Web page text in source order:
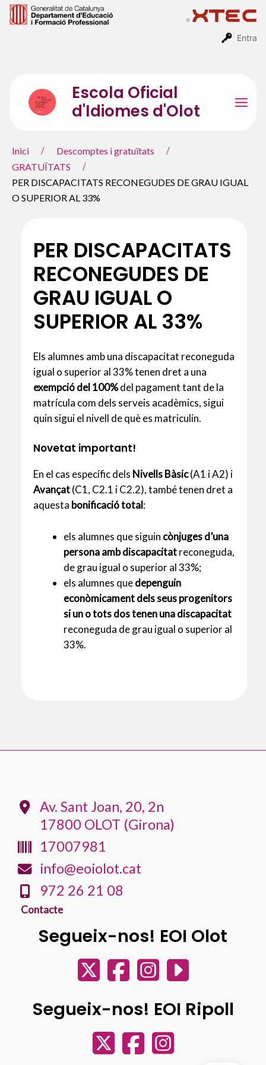
Entra
Vés
Escola Oficial
d'Idiomes d'Olot
Inici
Descomptes i gratuïtats
GRATUÏTATS
PER DISCAPACITATS RECONEGUDES DE GRAU IGUAL
O SUPERIOR AL 33%
PER DISCAPACITATS
RECONEGUDES DE
GRAU IGUAL O
SUPERIOR AL 33%
Els alumnes amb una discapacitat reconeguda
igual o superior al 33% tenen dret a una
exempció del 100%del pagament tant de la
matrícula com dels serveis acadèmics, sigui
quin sigui el nivell de què es matriculin.
Novetat important!
En el cas específic dels Nivells Bàsic(A1 i A2) i
Avançat(C1, C2.1 i C2.2), també tenen dret a
aquesta bonificació total:
els alumnes que siguin cònjugesd’una
persona amb discapacitatreconeguda,
de grau igual o superior al 33%;
els alumnes quedepenguin
econòmicament dels seus progenitors
si un o tots dos tenen una discapacitat
reconeguda de grau igual o superior al
33%.
Av. Sant Joan, 20, 2n
17800 OLOT (Girona)
17007981
info@eoiolot.cat
972 26 21 08
Contacte
Segueix-nos! EOI Olot
Segueix-nos! EOI Ripoll